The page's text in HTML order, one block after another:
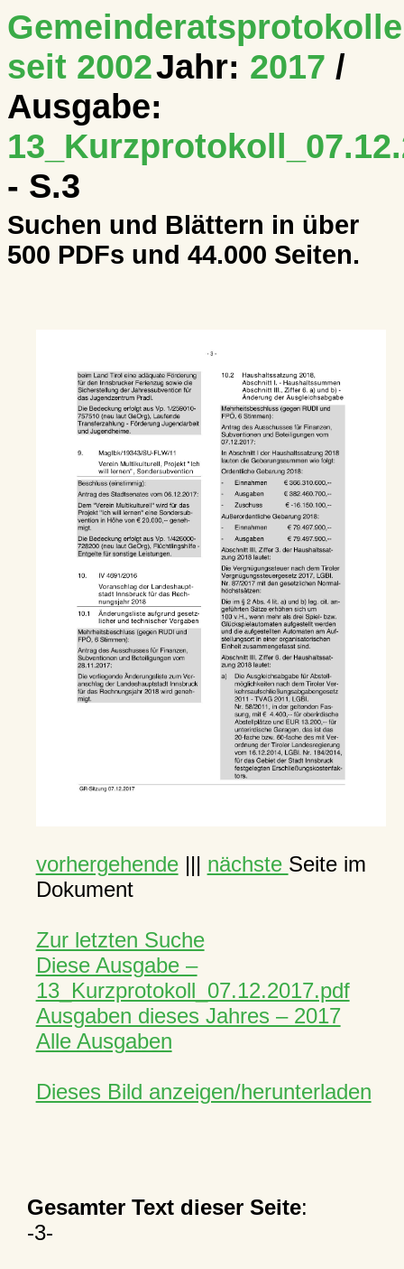
Gemeinderatsprotokolle
seit 2002Jahr: 2017 /
Ausgabe:
- S.3
Suchen und Blättern in über
500 PDFs und 44.000 Seiten.
vorhergehende||| nächste Seite im
Dokument
Zur letzten Suche
Diese Ausgabe –
13_Kurzprotokoll_07.12.2017.pdf
Ausgaben dieses Jahres – 2017
Alle Ausgaben
Dieses Bild anzeigen/herunterladen
Gesamter Text dieser Seite:
-3-